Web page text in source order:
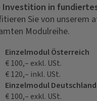
Investition in
Sie von unserem
Modulreihe.
Einzelmodul Österreich
€ 100,– exkl. USt.
€ 120,– inkl. USt.
Einzelmodul Deutschland
€ 100,– exkl. USt.